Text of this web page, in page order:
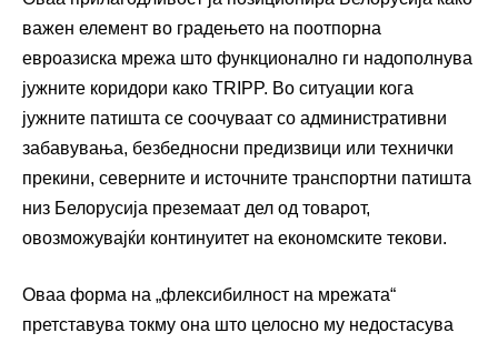
важен елемент во градењето на поотпорна
евроазиска мрежа што функционално ги надополнува
јужните коридори како TRIPP. Во ситуации кога
јужните патишта се соочуваат со административни
забавувања, безбедносни предизвици или технички
прекини, северните и источните транспортни патишта
низ Белорусија преземаат дел од товарот,
овозможувајќи континуитет на економските текови.
Оваа форма на „флексибилност на мрежата“
претставува токму она што целосно му недостасува